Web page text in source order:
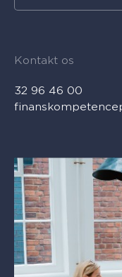
Kontakt os
32 96 46 00